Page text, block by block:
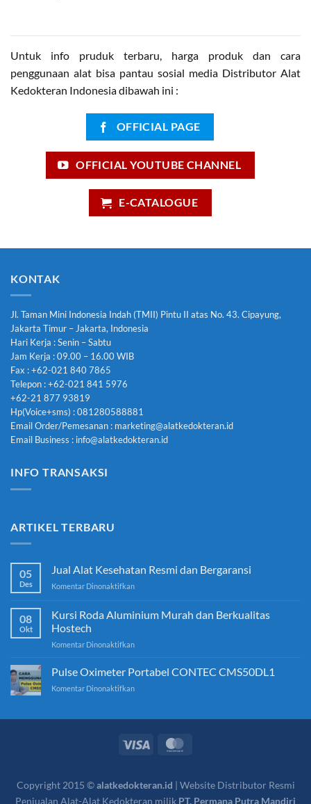
Untuk info pruduk terbaru, harga produk dan cara
penggunaan alat bisa pantau sosial media Distributor Alat
Kedokteran Indonesia dibawah ini :
OFFICIAL PAGE
OFFICIAL YOUTUBE CHANNEL
E-CATALOGUE
KONTAK
Jl. Taman Mini Indonesia Indah (TMII) Pintu II atas No. 43. Cipayung,
Jakarta Timur – Jakarta, Indonesia
Hari Kerja : Senin – Sabtu
Jam Kerja : 09.00 – 16.00 WIB
Fax : +62-021 840 7865
Telepon : +62-021 841 5976
+62-21 877 93819
Hp(Voice+sms) : 081280588881
Email Order/Pemesanan : marketing@alatkedokteran.id
Email Business : info@alatkedokteran.id
INFO TRANSAKSI
ARTIKEL TERBARU
05
Des
Jual Alat Kesehatan Resmi dan Bergaransi
Komentar Dinonaktifkanpada
Kesehatan
dan
08
Okt
Kursi Roda Aluminium Murah dan Berkualitas
Hostech
Komentar Dinonaktifkanpada
Roda
Murah
Pulse Oximeter Portabel CONTEC CMS50DL1
Komentar Dinonaktifkanpada
CMS50DL1
Copyright 2015 ©alatkedokteran.id | Website Distributor Resmi
Penjualan Alat-Alat Kedokteran milik PT. Permana Putra Mandiri